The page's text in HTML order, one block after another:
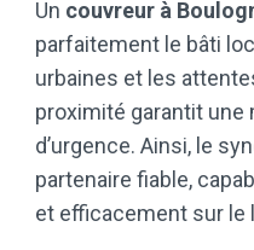
Un couvreur à
parfaitement le bâti
urbaines et les
proximité garantit une
d’urgence. Ainsi, le
partenaire fiable,
et efficacement sur le